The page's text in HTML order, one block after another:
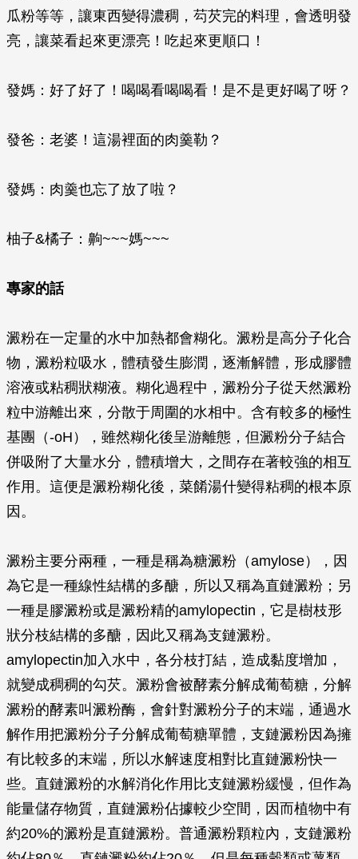
瓜粉等等，讓東西變得濃稠，芶芡完的料理，會透明發
亮，讓菜看起來更漂亮！吃起來更順口！
發媽：好了好了！喝喝看喝喝看！是不是更好喝了呀？
發爸：老婆！這湯裡面的肉羹勒？
發媽：肉羹也忘了放了啦？
柚子&橘子：齁~~~媽~~~
專家的話
澱粉在一定量的水中加熱都會糊化。澱粉是高分子化合
物，澱粉粒吸水，體積發生膨潤，逐漸解體，形成膠體
溶液或粘稠狀糊液。糊化過程中，澱粉分子從天然澱粉
粒中游離出來，分散于周圍的水相中。含有較多的極性
基團（-oH），雖然糊化後呈游離態，但澱粉分子結合
併吸附了大量水分，體積增大，之間存在著較強的相互
作用。這便是澱粉糊化後，菜餚湯什變得粘稠的根本原
因。
澱粉主要分兩種，一種是稱為糖澱粉（amylose），因
為它是一種線性結構的多醣，所以又稱為直鏈澱粉；另
一種是膠澱粉或是澱粉精的amylopectin，它是樹枝形
狀分枝結構的多醣，因此又稱為支鏈澱粉。
amylopectin加入水中，各分枝打結，造成黏度增加，
就變成稠稠的勾芡。澱粉會被酵素分解成葡萄糖，分解
澱粉的酵素叫澱粉酶，會針對澱粉分子的末端，通過水
解作用把澱粉分子分解成葡萄糖單體，支鏈澱粉因為擁
有比較多的末端，所以水解速度相對比直鏈澱粉快一
些。直鏈澱粉的水解消化作用比支鏈澱粉緩慢，但作為
能量儲存物質，直鏈澱粉佔據較少空間，因而植物中有
約20%的澱粉是直鏈澱粉。普通澱粉顆粒內，支鏈澱粉